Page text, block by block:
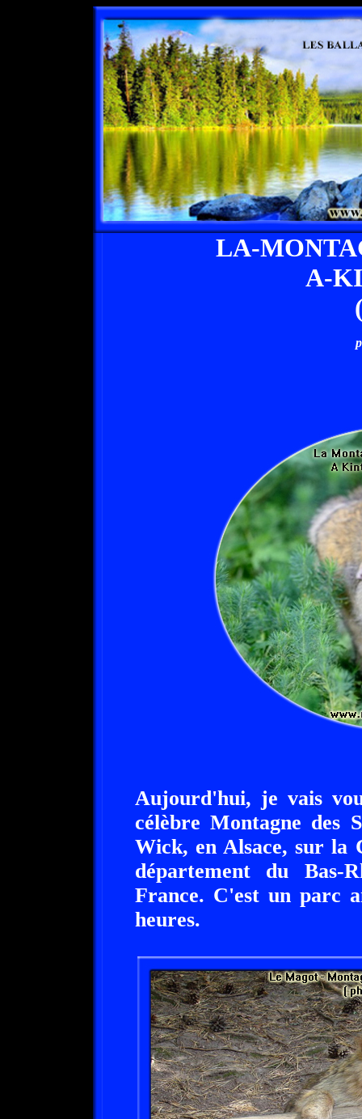
LA-
A-
Aujourd'hui, je vais
célèbre Montagne des
Wick, en Alsace, sur la
département du Bas-
France. C'est un parc
heures.